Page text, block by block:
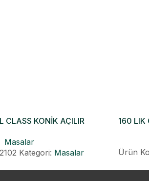
CLASS KONİK AÇILIR
Masalar
Kategori: Masalar
160 LIK
Ürün